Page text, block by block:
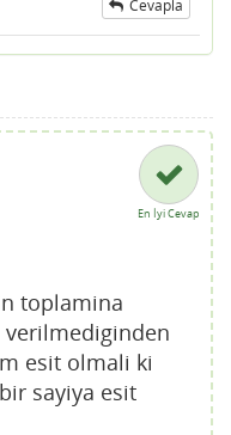
Cevapla
En İyi Cevap
toplamina
esit olmali ki
sayiya esit